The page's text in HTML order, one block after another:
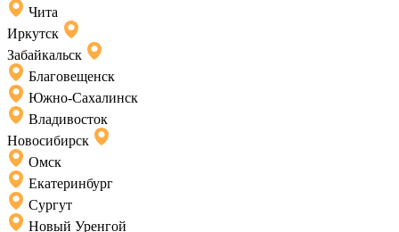
Чита
Иркутск
Забайкальск
Благовещенск
Южно-Сахалинск
Владивосток
Новосибирск
Омск
Екатеринбург
Сургут
Новый Уренгой